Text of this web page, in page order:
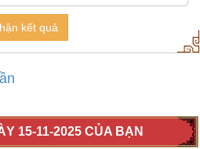
kết quả
15-11-2025 CỦA BẠN